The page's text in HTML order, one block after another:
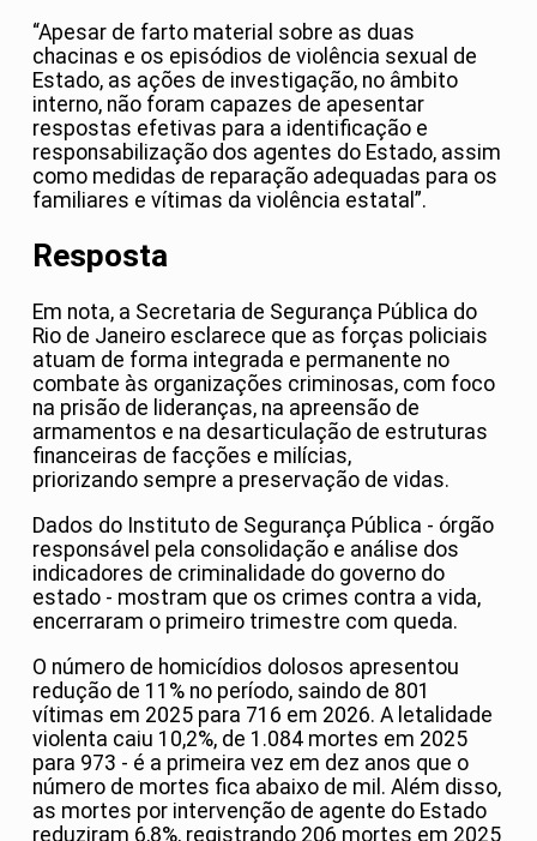
“Apesar de farto material sobre as duas
chacinas e os episódios de violência sexual de
Estado, as ações de investigação, no âmbito
interno, não foram capazes de apesentar
respostas efetivas para a identificação e
responsabilização dos agentes do Estado, assim
como medidas de reparação adequadas para os
familiares e vítimas da violência estatal”.
Resposta
Em nota, a Secretaria de Segurança Pública do
Rio de Janeiro esclarece que as forças policiais
atuam de forma integrada e permanente no
combate às organizações criminosas, com foco
na prisão de lideranças, na apreensão de
armamentos e na desarticulação de estruturas
financeiras de facções e milícias,
priorizando sempre a preservação de vidas.
Dados do Instituto de Segurança Pública - órgão
responsável pela consolidação e análise dos
indicadores de criminalidade do governo do
estado - mostram que os crimes contra a vida,
encerraram o primeiro trimestre com queda.
O número de homicídios dolosos apresentou
redução de 11% no período, saindo de 801
vítimas em 2025 para 716 em 2026. A letalidade
violenta caiu 10,2%, de 1.084 mortes em 2025
para 973 - é a primeira vez em dez anos que o
número de mortes fica abaixo de mil. Além disso,
as mortes por intervenção de agente do Estado
reduziram 6,8%, registrando 206 mortes em 2025